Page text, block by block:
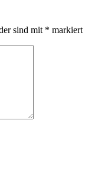
sind mit * markiert